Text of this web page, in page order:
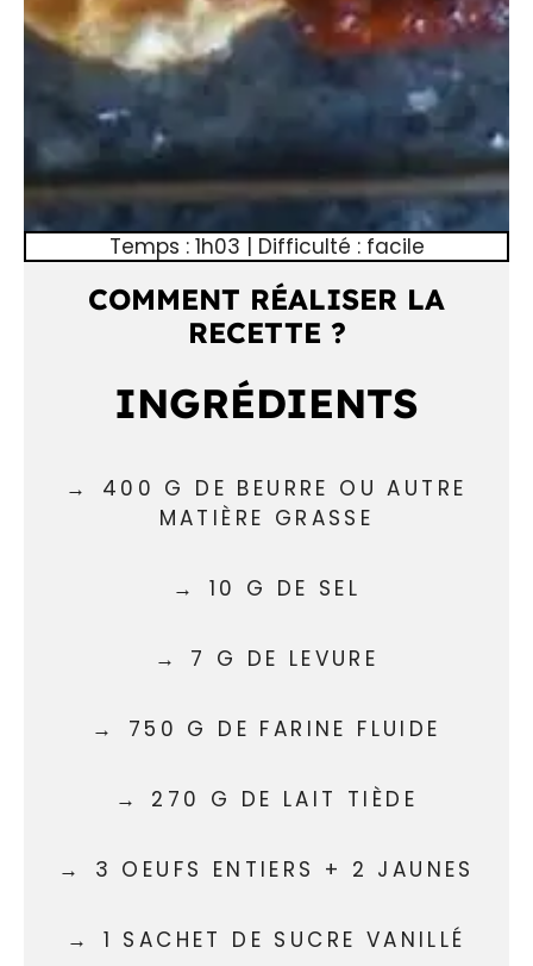
Temps : 1h03 | Difficulté : facile
COMMENT RÉALISER LA
RECETTE ?
INGRÉDIENTS
400 G DE BEURRE OU AUTRE
MATIÈRE GRASSE
10 G DE SEL
7 G DE LEVURE
750 G DE FARINE FLUIDE
270 G DE LAIT TIÈDE
3 OEUFS ENTIERS + 2 JAUNES
1 SACHET DE SUCRE VANILLÉ